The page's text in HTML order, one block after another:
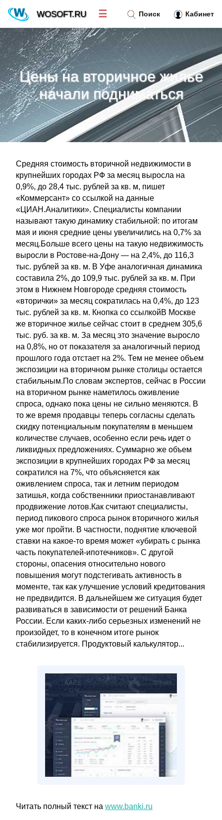
Цены на вторичное жилье
начали подниматься
Средняя стоимость вторичной недвижимости в
крупнейших городах РФ за месяц выросла на
0,9%, до 28,4 тыс. рублей за кв. м, пишет
«Коммерсант» со ссылкой на данные
«ЦИАН.Аналитики». Специалисты компании
называют такую динамику стабильной: по итогам
мая и июня средние цены увеличились на 0,7% за
месяц.Больше всего цены на такую недвижимость
выросли в Ростове-на-Дону — на 2,4%, до 116,3
тыс. рублей за кв. м. В Уфе аналогичная динамика
составила 2%, до 109,9 тыс. рублей за кв. м. При
этом в Нижнем Новгороде средняя стоимость
«вторички» за месяц сократилась на 0,4%, до 123
тыс. рублей за кв. м. Кнопка со ссылкойВ Москве
же вторичное жилье сейчас стоит в среднем 305,6
тыс. руб. за кв. м. За месяц это значение выросло
на 0,8%, но от показателя за аналогичный период
прошлого года отстает на 2%. Тем не менее объем
экспозиции на вторичном рынке столицы остается
стабильным.По словам экспертов, сейчас в России
на вторичном рынке наметилось оживление
спроса, однако пока цены не сильно меняются. В
то же время продавцы теперь согласны сделать
скидку потенциальным покупателям в меньшем
количестве случаев, особенно если речь идет о
ликвидных предложениях. Суммарно же объем
экспозиции в крупнейших городах РФ за месяц
сократился на 7%, что объясняется как
оживлением спроса, так и летним периодом
затишья, когда собственники приостанавливают
продвижение лотов.Как считают специалисты,
период пикового спроса рынок вторичного жилья
уже мог пройти. В частности, поднятие ключевой
ставки на какое-то время может «убирать с рынка
часть покупателей-ипотечников». С другой
стороны, опасения относительно нового
повышения могут подстегивать активность в
моменте, так как улучшение условий кредитования
не предвидится. В дальнейшем же ситуация будет
развиваться в зависимости от решений Банка
России. Если каких-либо серьезных изменений не
произойдет, то в конечном итоге рынок
стабилизируется. Продуктовый калькулятор...
Читать полный текст на www.banki.ru
Поиск Кабинет
WOSOFT.RU ☰
Новости»
Тренд новостей»
Рубрики»
Правила»
Контакт»